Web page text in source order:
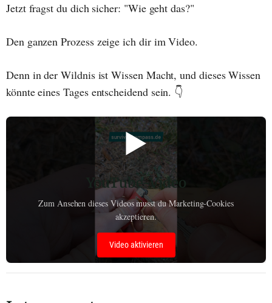
Jetzt fragst du dich sicher: "Wie geht das?"
Den ganzen Prozess zeige ich dir im Video.
Denn in der Wildnis ist Wissen Macht, und dieses Wissen
könnte eines Tages entscheidend sein. 👇
▶️
YouTube-Video
Zum Ansehen dieses Videos musst du Marketing-Cookies
akzeptieren.
Video aktivieren